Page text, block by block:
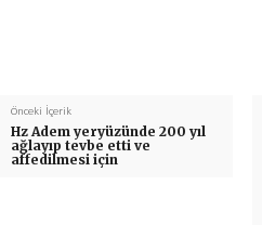
Önceki İçerik
Hz Adem yeryüzünde 200 yıl
ağlayıp tevbe etti ve
affedilmesi için